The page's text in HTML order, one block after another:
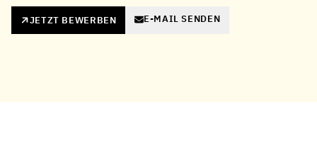
JETZT BEWERBEN E-MAIL SENDEN